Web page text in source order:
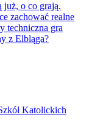
już, o co grają.
zachować realne
techniczna gra
z Elbląga?
Katolickich